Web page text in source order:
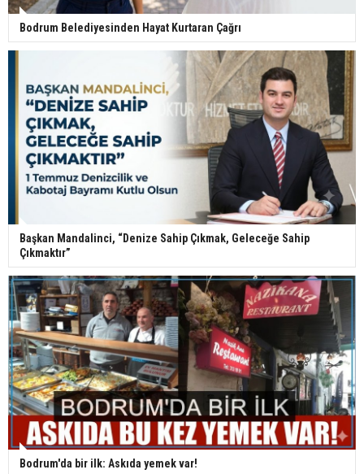
Bodrum Belediyesinden Hayat Kurtaran Çağrı
Başkan Mandalinci, “Denize Sahip Çıkmak, Geleceğe Sahip
Çıkmaktır”
Bodrum'da bir ilk: Askıda yemek var!